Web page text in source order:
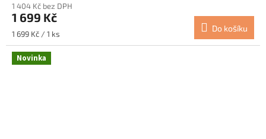
1 404 Kč bez DPH
1 699 Kč
Měrná
cena:
1 699 Kč / 1 ks
Do košíku
Novinka